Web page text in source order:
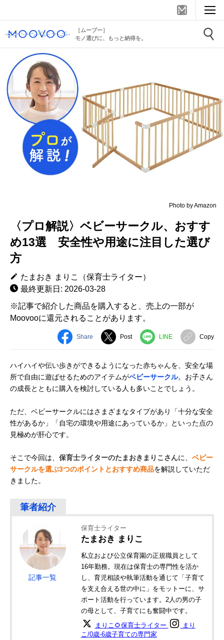
［ムーブー］
モノ選びに、もっと納得を。
Photo by Amazon
〈プロ解説〉ベビーサークル、おすす
め13選 安全性や用途に注目した選び
方
たまおき まりこ（保育士ライター）
最終更新日: 2026-03-28
※記事で紹介した商品を購入すると、売上の一部が
Moovooに還元されることがあります。
Share Post LINE Copy
ハイハイや伝い歩きができるようになった赤ちゃんを、安全な場
所で自由に遊ばせるためのアイテムがベビーサークル。お子さん
の成長とともに購入を検討している人も多いことでしょう。
ただ、ベビーサークルにはさまざまなタイプがあり「十分な安全
性があるか」「自宅の環境や用途にあっているか」といった点の
見極めが肝心です。
そこで今回は、 保育士ライターのたまおきまりこさんに、 ベビー
サークルを選ぶ3つのポイントとおすすめ商品を解説していただ
きました。
記事一覧
保育士ライター
たまおき まりこ
私立および公立保育園の正規職員として
16年勤務。現在は保育士の専門性を活か
し、育児相談や執筆活動を通じて「子育て
を支え合える世の中に」をモットーに、サ
ポート活動を行っています。2人の男の子
の母として、子育てにも奮闘中です。
まりこ🌻保育士ライター
まり
こ/0歳-6歳子育ての専門家